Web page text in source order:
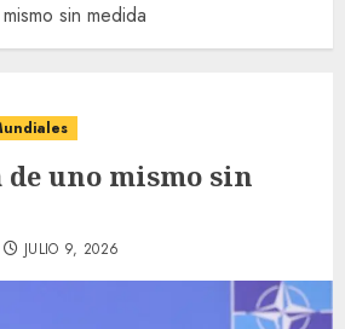
sin medida
uno mismo sin
JULIO 9, 2026